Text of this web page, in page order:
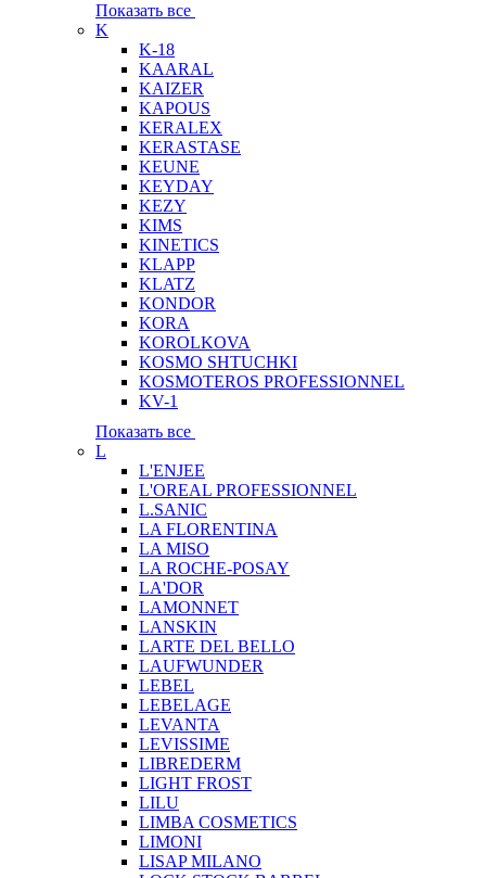
Показать все
K
K-18
KAARAL
KAIZER
KAPOUS
KERALEX
KERASTASE
KEUNE
KEYDAY
KEZY
KIMS
KINETICS
KLAPP
KLATZ
KONDOR
KORA
KOROLKOVA
KOSMO SHTUCHKI
KOSMOTEROS PROFESSIONNEL
KV-1
Показать все
L
L'ENJEE
L'OREAL PROFESSIONNEL
L.SANIC
LA FLORENTINA
LA MISO
LA ROCHE-POSAY
LA'DOR
LAMONNET
LANSKIN
LARTE DEL BELLO
LAUFWUNDER
LEBEL
LEBELAGE
LEVANTA
LEVISSIME
LIBREDERM
LIGHT FROST
LILU
LIMBA COSMETICS
LIMONI
LISAP MILANO